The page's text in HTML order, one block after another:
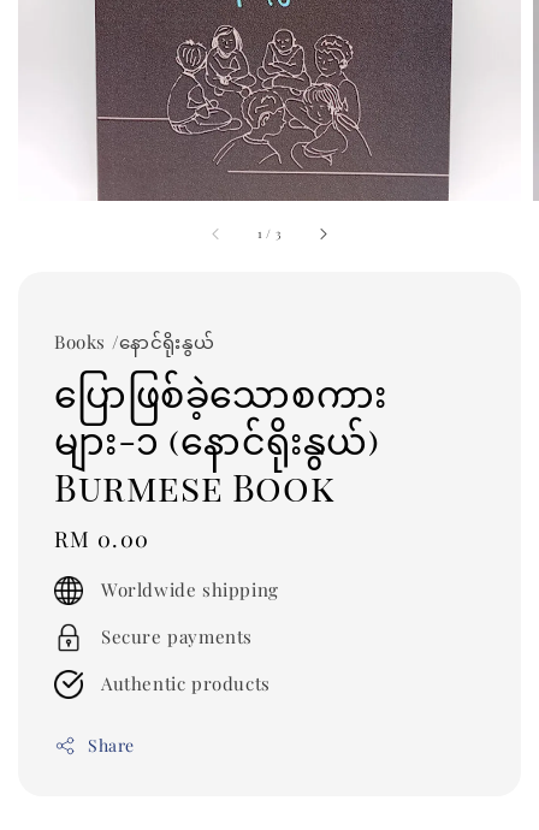
1 / 3
Books /နောင်ရိုးနွယ်
ပြောဖြစ်ခဲ့သောစကား
များ-၁ (နောင်ရိုးနွယ်)
Burmese Book
Regular
price
RM 0.00
Worldwide shipping
Secure payments
Authentic products
Share